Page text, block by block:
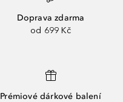
Doprava zdarma
od 699 Kč
Prémiové dárkové balení